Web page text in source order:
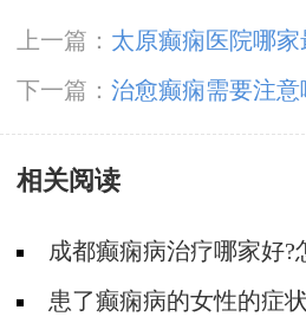
上一篇： 太原癫痫医院哪家
下一篇： 治愈癫痫需要注意
相关阅读
成都癫痫病治疗哪家好?
不是得了癫痫?
患了癫痫病的女性的症